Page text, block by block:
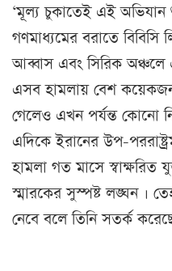
‘মূল্য চুকাতেই এই অভিযান
গণমাধ্যমের বরাতে বিবিসি
আব্বাস এবং সিরিক অঞ্চলে
এসব হামলায় বেশ
গেলেও এখন পর্যন্ত কোনো
এদিকে ইরানের উপ-
হামলা গত মাসে স্বাক্ষরিত
স্মারকের সুস্পষ্ট লঙ্ঘন ।
নেবে বলে তিনি সতর্ক